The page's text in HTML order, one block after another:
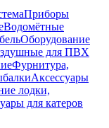
Приборы
Водомётные
Оборудование
для ПВХ
Фурнитура,
Аксессуары
лодки,
для катеров